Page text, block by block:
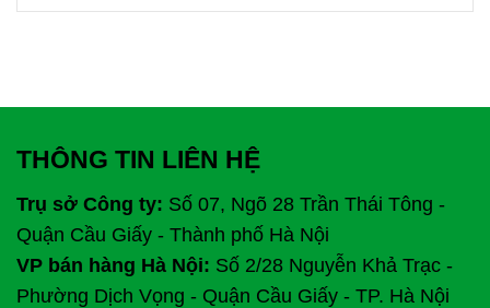
THÔNG TIN LIÊN HỆ
Trụ sở Công ty: Số 07, Ngõ 28 Trần Thái Tông -
Quận Cầu Giấy - Thành phố Hà Nội
VP bán hàng Hà Nội: Số 2/28 Nguyễn Khả Trạc -
Phường Dịch Vọng - Quận Cầu Giấy - TP. Hà Nội